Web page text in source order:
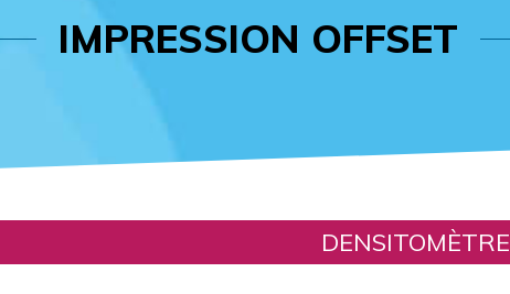
IMPRESSION OFFSET
DENSITOMÈTRE